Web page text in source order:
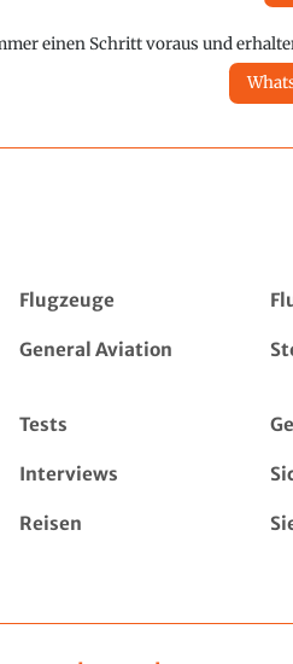
einen Schritt voraus und
Flugzeuge
General Aviation
Tests
Interviews
Reisen